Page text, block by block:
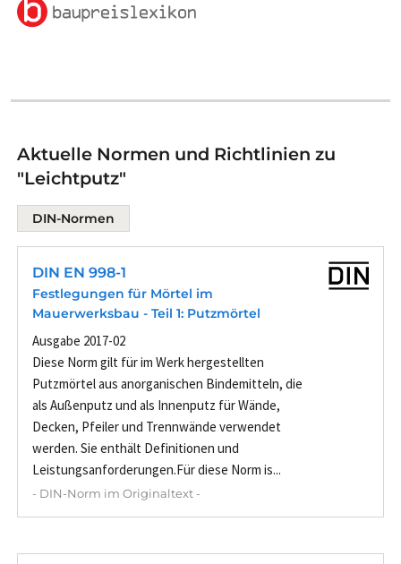
Aktuelle Normen und Richtlinien zu
"Leichtputz"
DIN-Normen
DIN EN 998-1
Festlegungen für Mörtel im
Mauerwerksbau - Teil 1: Putzmörtel
Ausgabe 2017-02
Diese Norm gilt für im Werk hergestellten
Putzmörtel aus anorganischen Bindemitteln, die
als Außenputz und als Innenputz für Wände,
Decken, Pfeiler und Trennwände verwendet
werden. Sie enthält Definitionen und
Leistungsanforderungen.Für diese Norm is...
- DIN-Norm im Originaltext -